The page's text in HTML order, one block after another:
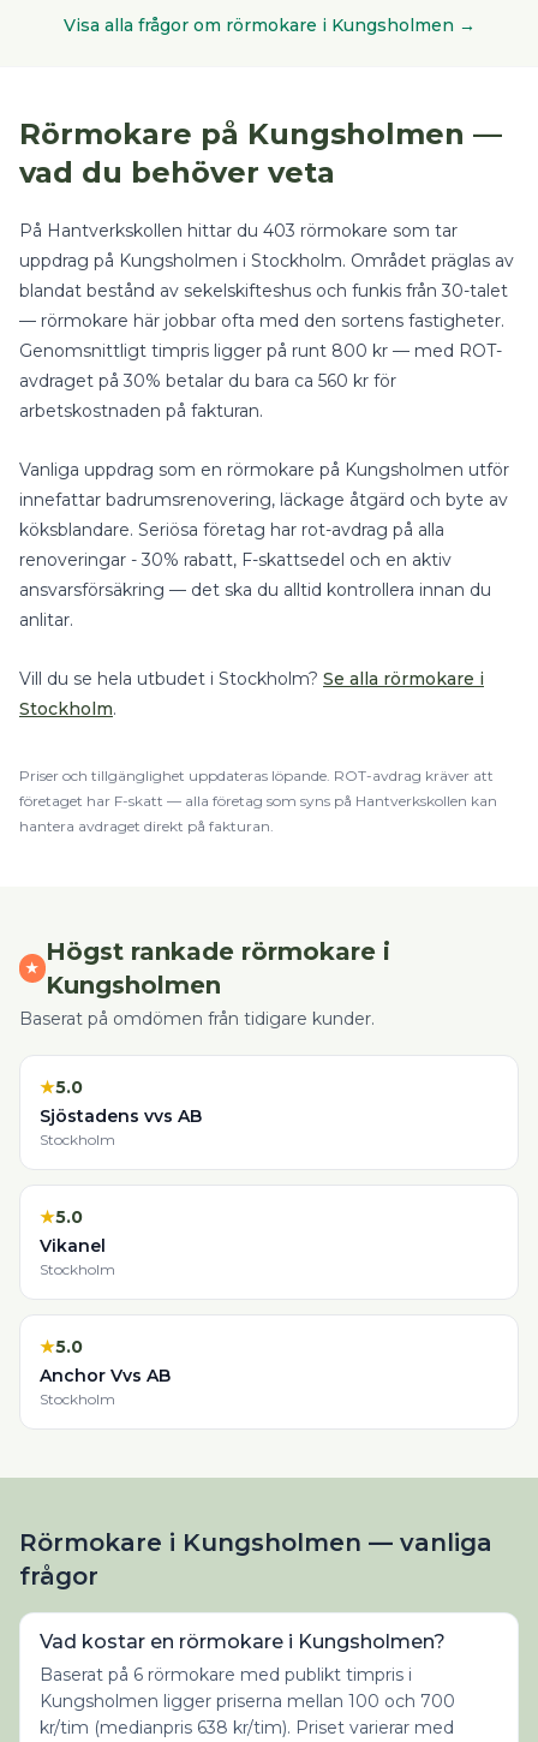
Visa alla frågor om rörmokare i Kungsholmen →
Rörmokare på Kungsholmen —
vad du behöver veta
På Hantverkskollen hittar du 403 rörmokare som tar
uppdrag på Kungsholmen i Stockholm. Området präglas av
blandat bestånd av sekelskifteshus och funkis från 30-talet
— rörmokare här jobbar ofta med den sortens fastigheter.
Genomsnittligt timpris ligger på runt 800 kr — med ROT-
avdraget på 30% betalar du bara ca 560 kr för
arbetskostnaden på fakturan.
Vanliga uppdrag som en rörmokare på Kungsholmen utför
innefattar badrumsrenovering, läckage åtgärd och byte av
köksblandare. Seriösa företag har rot-avdrag på alla
renoveringar - 30% rabatt, F-skattsedel och en aktiv
ansvarsförsäkring — det ska du alltid kontrollera innan du
anlitar.
Vill du se hela utbudet i Stockholm? Se alla rörmokare i
Stockholm.
Priser och tillgänglighet uppdateras löpande. ROT-avdrag kräver att
företaget har F-skatt — alla företag som syns på Hantverkskollen kan
hantera avdraget direkt på fakturan.
★
Högst rankade rörmokarei
Kungsholmen
Baserat på omdömen från tidigare kunder.
★5.0
Sjöstadens vvs AB
Stockholm
★5.0
Vikanel
Stockholm
★5.0
Anchor Vvs AB
Stockholm
Rörmokare i Kungsholmen — vanliga
frågor
Vad kostar en rörmokare i Kungsholmen?
Baserat på 6 rörmokare med publikt timpris i
Kungsholmen ligger priserna mellan 100 och 700
kr/tim (medianpris 638 kr/tim). Priset varierar med